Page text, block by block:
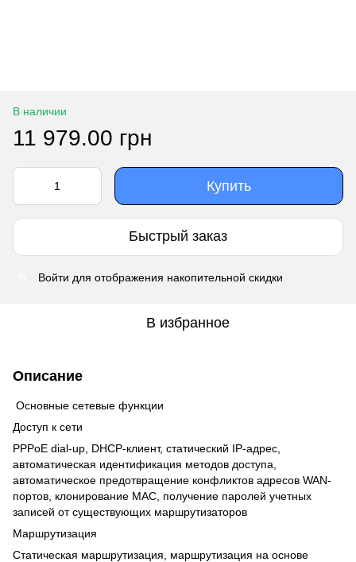
В наличии
11 979.00 грн
Купить
Быстрый заказ
Войти для отображения накопительной скидки
В избранное
Описание
Основные сетевые функции
Доступ к сети
PPPoE dial-up, DHCP-клиент, статический IP-адрес,
автоматическая идентификация методов доступа,
автоматическое предотвращение конфликтов адресов WAN-
портов, клонирование MAC, получение паролей учетных
записей от существующих маршрутизаторов
Маршрутизация
Статическая маршрутизация, маршрутизация на основе